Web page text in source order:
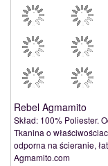
Rebel Agmamito
Skład: 100% Poliester.
Tkanina o
odporna na ścieranie,
Agmamito.com